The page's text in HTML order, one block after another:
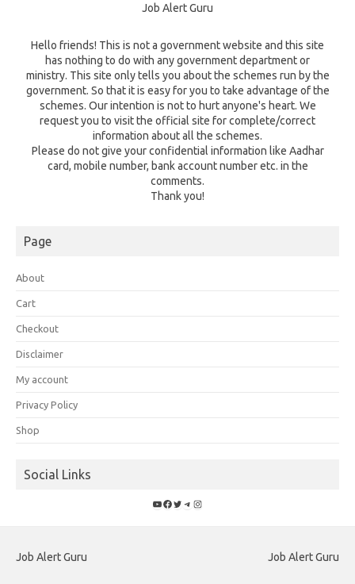
Job Alert Guru
Hello friends! This is not a government website and this site
has nothing to do with any government department or
ministry. This site only tells you about the schemes run by the
government. So that it is easy for you to take advantage of the
schemes. Our intention is not to hurt anyone's heart. We
request you to visit the official site for complete/correct
information about all the schemes.
Please do not give your confidential information like Aadhar
card, mobile number, bank account number etc. in the
comments.
Thank you!
Page
About
Cart
Checkout
Disclaimer
My account
Privacy Policy
Shop
Social Links
YouTube
Facebook
Twitter
Telegram
Instagram
Job Alert Guru Job Alert Guru